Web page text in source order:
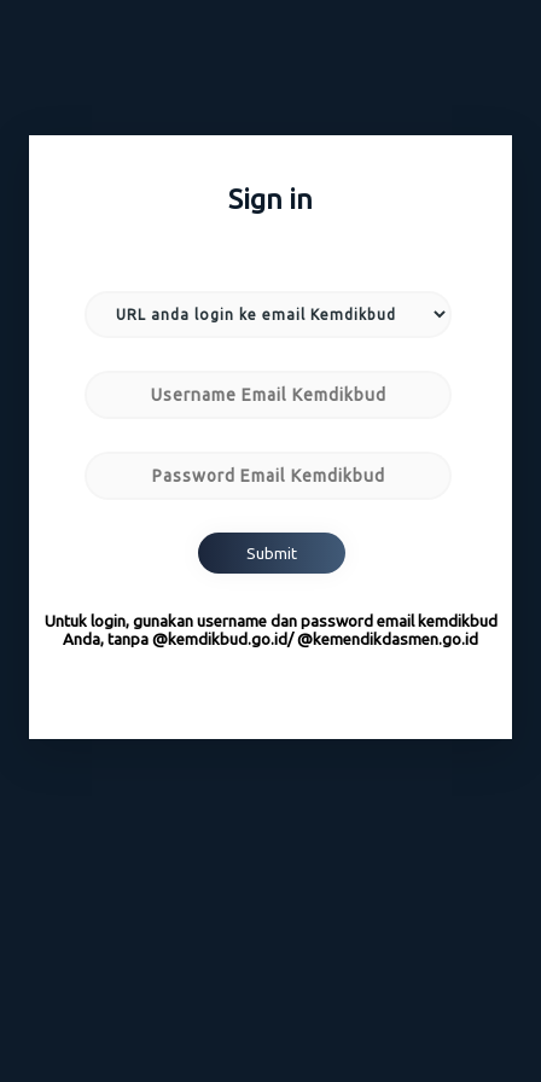
Sign in
Untuk login, gunakan username dan password email kemdikbud
Anda, tanpa @kemdikbud.go.id/ @kemendikdasmen.go.id